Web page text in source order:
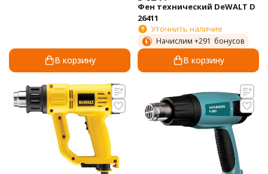
В корзину
Фен технический DeWALT D
26411
Уточнить наличие
Начислим +291 бонусов
В корзину